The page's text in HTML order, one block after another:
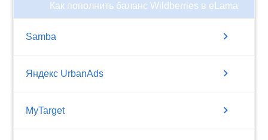
Как пополнить баланс Wildberries в eLama
Samba chevron_right
Яндекс UrbanAds chevron_right
MyTarget chevron_right